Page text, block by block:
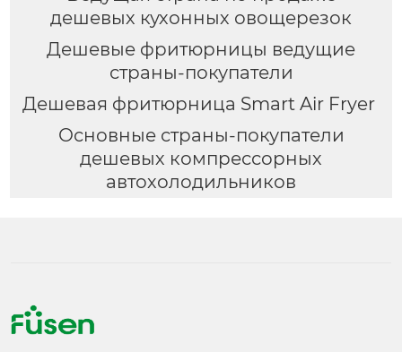
дешевых кухонных овощерезок
Дешевые фритюрницы ведущие
страны-покупатели
Дешевая фритюрница Smart Air Fryer
Основные страны-покупатели
дешевых компрессорных
автохолодильников